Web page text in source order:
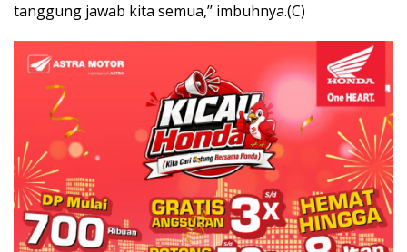
tanggung jawab kita semua,’’ imbuhnya.(C)